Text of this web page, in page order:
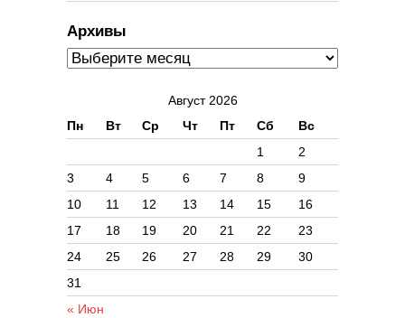
Архивы
Август 2026
Пн
Вт Ср Чт Пт Сб Вс
« Июн
1
2
3
4 5 6 7 8
9
10
11 12 13 14 15
16
17
18 19 20 21 22
23
24
25 26 27 28 29
30
31